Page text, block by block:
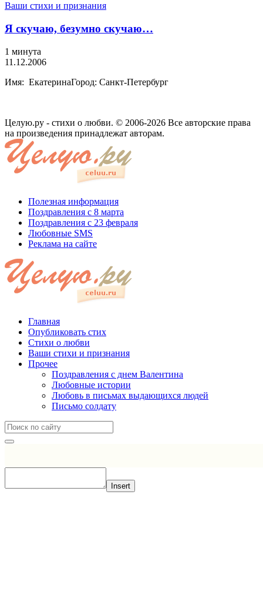
Ваши стихи и признания
Я скучаю, безумно скучаю…
1 минута
11.12.2006
Имя: ЕкатеринаГород: Санкт-Петербург
Целую.ру - стихи о любви. © 2006-2026 Все авторские права
на произведения принадлежат авторам.
Полезная информация
Поздравления с 8 марта
Поздравления с 23 февраля
Любовные SMS
Реклама на сайте
Главная
Опубликовать стих
Стихи о любви
Ваши стихи и признания
Прочее
Поздравления с днем Валентина
Любовные истории
Любовь в письмах выдающихся людей
Письмо солдату
Insert